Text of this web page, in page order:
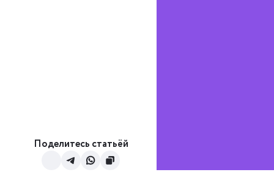
Поделитесь статьёй